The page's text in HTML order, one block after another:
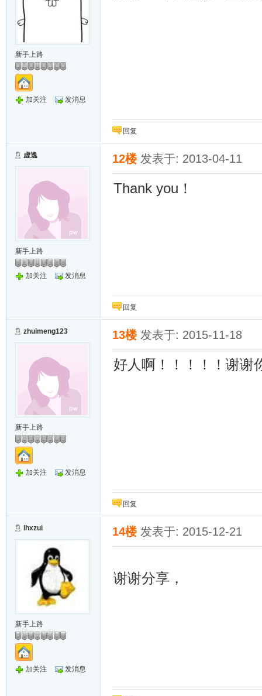
新手上路
加关注 发消息
回复
虚逸
新手上路
加关注 发消息
12楼 发表于: 2013-04-11
Thank you！
回复
zhuimeng123
新手上路
加关注 发消息
13楼 发表于: 2015-11-18
好人啊！！！！！谢谢
回复
lhxzui
新手上路
加关注 发消息
14楼 发表于: 2015-12-21
谢谢分享